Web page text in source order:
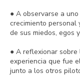
● A observarse a
crecimiento personal
de sus miedos, egos
● A reflexionar sobre
experiencia que fue
junto a los otros